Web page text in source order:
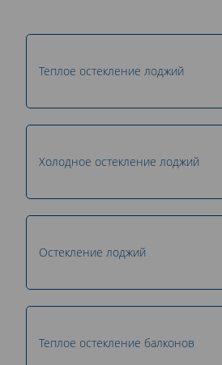
Теплое остекление лоджий
Холодное остекление лоджий
Остекление лоджий
Теплое остекление балконов